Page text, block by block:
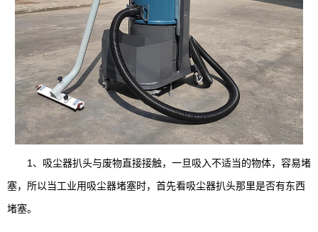
1、吸尘器扒头与废物直接接触，一旦吸入不适当的物体，容易堵
塞，所以当工业用吸尘器堵塞时，首先看吸尘器扒头那里是否有东西
堵塞。